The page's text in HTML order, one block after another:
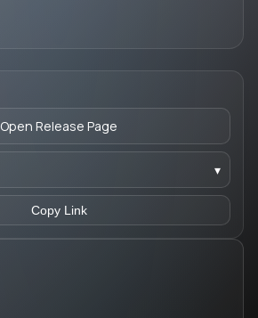
Open Release Page
▾
Copy Link